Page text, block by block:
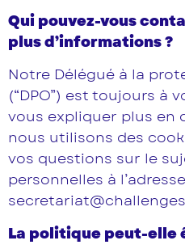
Qui pouvez-vous
plus d’informations ?
Notre Délégué à la
(“DPO”) est toujours à
vous expliquer plus en
nous utilisons des
vos questions sur le
personnelles à l’adresse
La politique peut-elle